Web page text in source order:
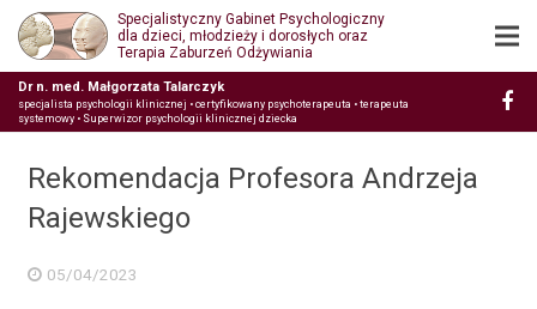
Specjalistyczny Gabinet Psychologiczny
dla dzieci, młodzieży i dorosłych oraz
Terapia Zaburzeń Odżywiania
Dr n. med. Małgorzata Talarczyk
specjalista psychologii klinicznej • certyfikowany psychoterapeuta • terapeuta
systemowy • Superwizor psychologii klinicznej dziecka
Rekomendacja Profesora Andrzeja
Rajewskiego
05/04/2023